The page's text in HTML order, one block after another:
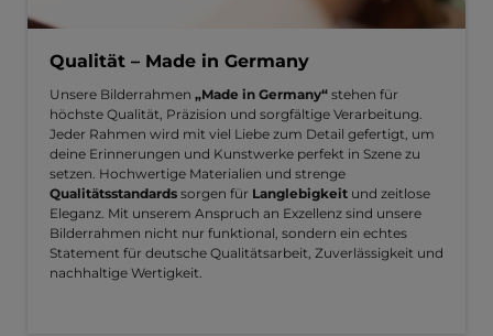
Qualität – Made in Germany
Unsere Bilderrahmen „Made in Germany“ stehen für
höchste Qualität, Präzision und sorgfältige Verarbeitung.
Jeder Rahmen wird mit viel Liebe zum Detail gefertigt, um
deine Erinnerungen und Kunstwerke perfekt in Szene zu
setzen. Hochwertige Materialien und strenge
Qualitätsstandards sorgen für Langlebigkeit und zeitlose
Eleganz. Mit unserem Anspruch an Exzellenz sind unsere
Bilderrahmen nicht nur funktional, sondern ein echtes
Statement für deutsche Qualitätsarbeit, Zuverlässigkeit und
nachhaltige Wertigkeit.